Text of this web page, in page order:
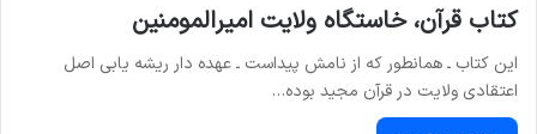
کتاب ⁣⁣قرآن، خاستگاه ولایت امیرالمومنین
اين كتاب‏ ـ همان‏طور كه از نامش پيداست‏ ـ عهده‏ دار ريشه‏ يابى اصل
اعتقادى ولايت در قرآن مجيد بوده…